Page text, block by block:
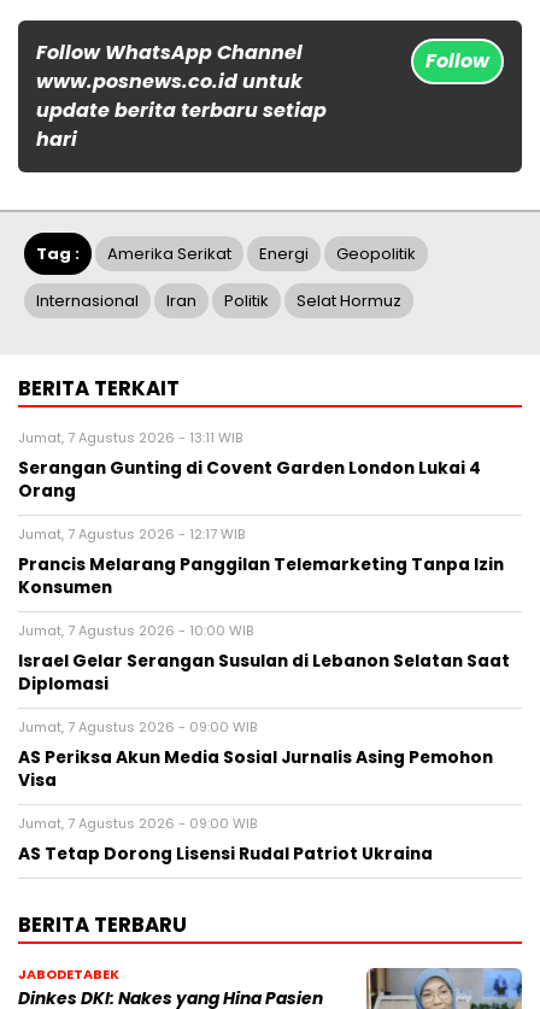
Follow WhatsApp Channel
www.posnews.co.id untuk
update berita terbaru setiap
hari
Follow
Tag : Amerika Serikat Energi Geopolitik
Internasional Iran Politik Selat Hormuz
BERITA TERKAIT
Jumat, 7 Agustus 2026 - 13:11 WIB
Serangan Gunting di Covent Garden London Lukai 4
Orang
Jumat, 7 Agustus 2026 - 12:17 WIB
Prancis Melarang Panggilan Telemarketing Tanpa Izin
Konsumen
Jumat, 7 Agustus 2026 - 10:00 WIB
Israel Gelar Serangan Susulan di Lebanon Selatan Saat
Diplomasi
Jumat, 7 Agustus 2026 - 09:00 WIB
AS Periksa Akun Media Sosial Jurnalis Asing Pemohon
Visa
Jumat, 7 Agustus 2026 - 09:00 WIB
AS Tetap Dorong Lisensi Rudal Patriot Ukraina
BERITA TERBARU
JABODETABEK
Dinkes DKI: Nakes yang Hina Pasien